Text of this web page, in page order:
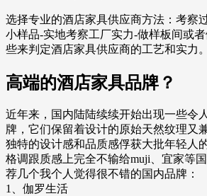
选择专业的酒店家具供应商方法：考察
小样品-实地考察工厂实力-做样板间或
些来判定酒店家具供应商的工艺和实力。
高端的酒店家具品牌？
近年来，国内陆陆续续开始出现一些令
牌，它们保留着设计的原始天然纹理又
独特的设计感和品质感俘获大批年轻人
格调跟质感上完全不输给muji、宜家等
荐几个我个人觉得很不错的国内品牌：
1、伽罗生活